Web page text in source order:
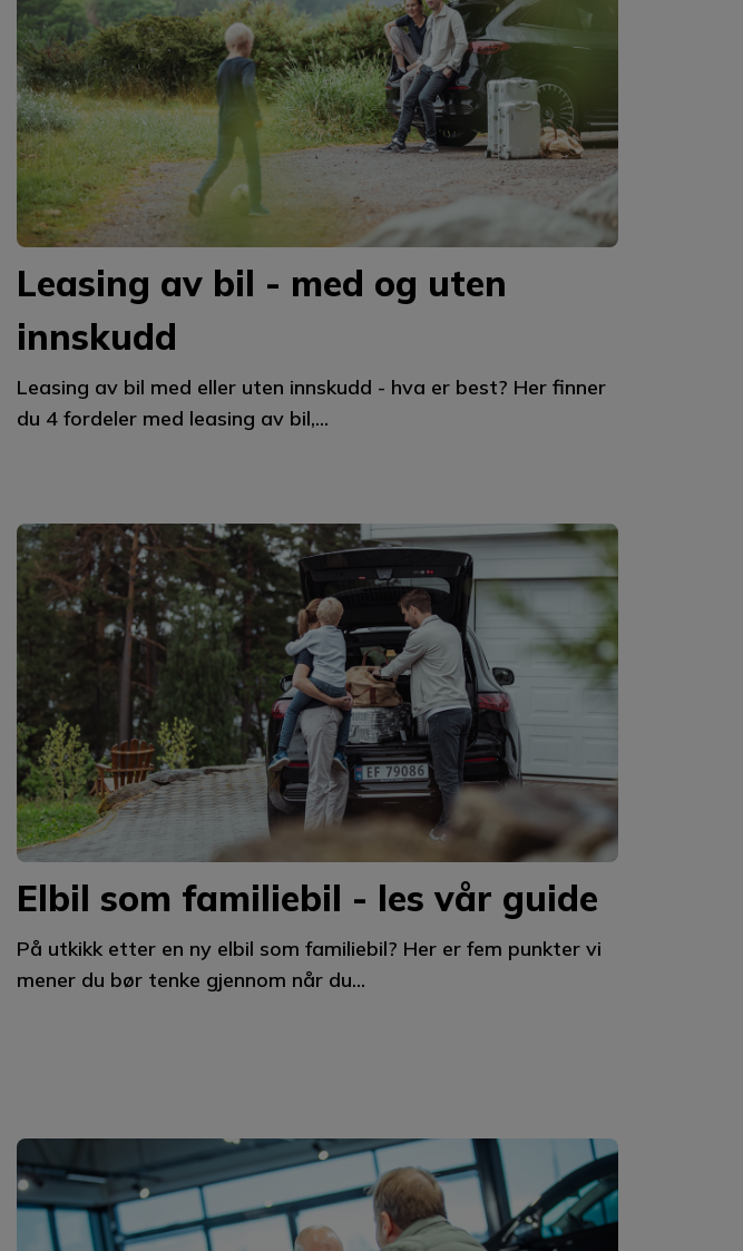
Leasing av bil - med og uten
innskudd
Leasing av bil med eller uten innskudd - hva er best? Her finner
du 4 fordeler med leasing av bil,...
Elbil som familiebil - les vår guide
På utkikk etter en ny elbil som familiebil? Her er fem punkter vi
mener du bør tenke gjennom når du...